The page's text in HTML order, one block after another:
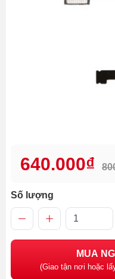
640.000₫
Số lượng
MUA
(Giao tận nơi hoặc